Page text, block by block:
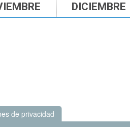
DICIEMBRE
de privacidad